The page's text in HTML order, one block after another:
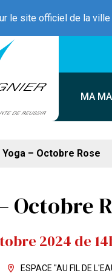
le site officiel de la ville
MA
Yoga – Octobre Rose
Octobre
2024 de
ESPACE "AU FIL DE